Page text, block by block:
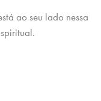
ao seu lado nessa